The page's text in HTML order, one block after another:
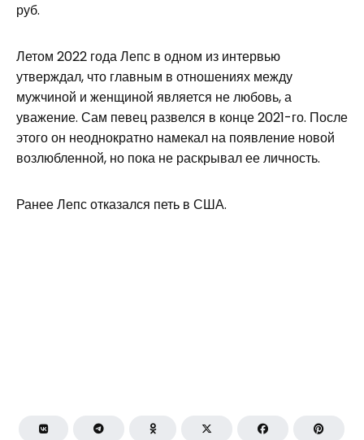
руб.
Летом 2022 года Лепс в одном из интервью
утверждал, что главным в отношениях между
мужчиной и женщиной является не любовь, а
уважение. Сам певец развелся в конце 2021-го. После
этого он неоднократно намекал на появление новой
возлюбленной, но пока не раскрывал ее личность.
Ранее Лепс отказался петь в США.